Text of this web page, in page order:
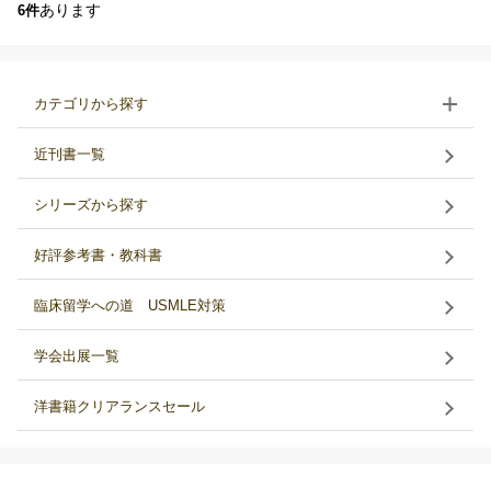
6件あります
カテゴリから探す
近刊書一覧
シリーズから探す
好評参考書・教科書
臨床留学への道 USMLE対策
学会出展一覧
洋書籍クリアランスセール